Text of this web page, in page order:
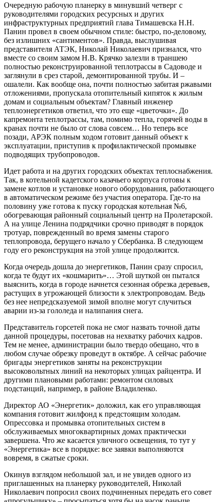
Очередную рабочую планерку в минувший четверг с
руководителями городских ресурсных и других
инфраструктурных предприятий глава Тимашевска Н.Н.
Панин провел в своем обычном стиле: быстро, по-деловому,
без излишних «сантиментов». Правда, выслушивая
представителя АТЭК, Николай Николаевич признался, что
вместе со своим замом Н.В. Крячко залезли в траншею
полностью реконструированной теплотрассы в Садоводе и
заглянули в срез старой, демонтированной трубы. И –
ошалели. Как вообще она, почти полностью забитая ржавыми
отложениями, пропускала отопительный кипяток к жилым
домам и социальным объектам? Главный инженер
теплоэнергетиков ответил, что это еще «цветочки». До
капремонта теплотрассы, там, помимо тепла, горячей воды в
кранах почти не было от слова совсем… Но теперь все
позади, АРЭК полным ходом готовит данный объект к
эксплуатации, приступив к профилактической промывке
подводящих трубопроводов.
Идет работа и на других городских объектах теплоснабжения.
Так, в котельной кадетского казачьего корпуса готовы к
замене котлов и установке нового оборудования, работающего
в автоматическом режиме без участия оператора. Где-то на
половину уже готова к пуску городская котельная №6,
обогревающая районный социальный центр на Пролетарской.
А на улице Ленина подрядчики срочно приводят в порядок
тротуар, поврежденный во время замены старого
теплопровода, берущего начало у Сбербанка. В следующем
году его реконструкция на этой улице продолжится.
Когда очередь дошла до энергетиков, Панин сразу спросил,
когда те будут их «кошмарить»… Этой шуткой он пытался
выяснить, когда в городе начнется сезонная обрезка деревьев,
растущих в угрожающей близости к электропроводам. Ведь
без нее непредсказуемой зимой вполне могут случиться
аварии из-за гололеда и налипания снега.
Представитель горсетей пока не смог назвать точной даты
данной процедуры, посетовав на нехватку рабочих кадров.
Тем не менее, администрации было твердо обещано, что в
любом случае обрезку проведут в октябре. А сейчас рабочие
бригады энергетиков заняты на реконструкции
высоковольтных линий на некоторых улицах райцентра. И
другими плановыми работами: ремонтом силовых
подстанций, например, в районе Владиленко.
Директор АО «Энергетик» доложил, как его управляющая
компания готовит жилфонд к предстоящим холодам.
Опрессовка и промывка отопительных систем в
обслуживаемых многоквартирных домах практически
завершена. Что же касается уличного освещения, то тут у
«Энергетика» все в порядке: все заявки выполняются
вовремя, в сжатые сроки.
Окинув взглядом небольшой зал, и не увидев одного из
приглашенных на планерку руководителей, Николай
Николаевич попросил своих подчиненных передать его совет